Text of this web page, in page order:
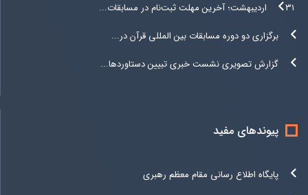
۳۱ اردیبهشت؛ آخرین مهلت ثبت‌نام در مسابقات...
برگزاری دو دوره مسابقات بین المللی قرآن در...
گزارش تصویری نشست خبری تبیین دستاوردها...
پیوندهای مفید
پایگاه اطلاع رسانی مقام معظم رهبری